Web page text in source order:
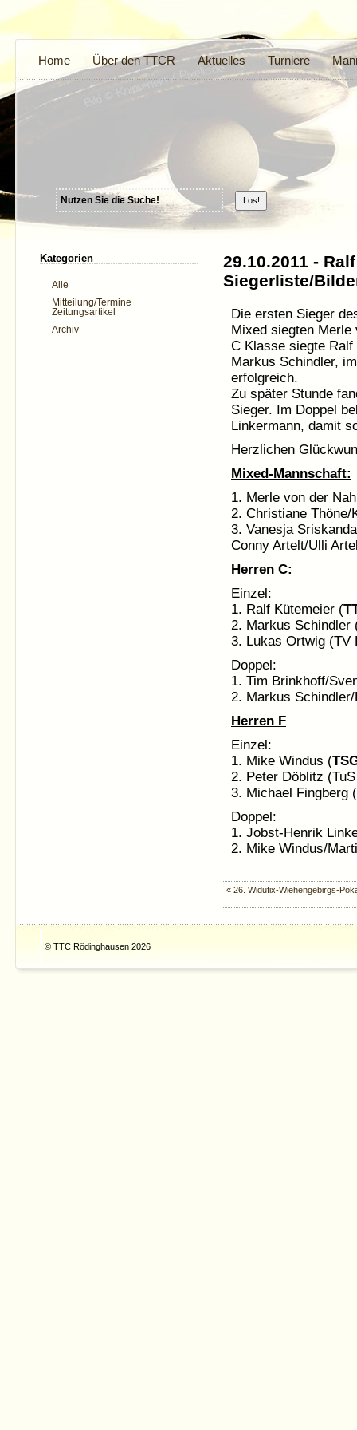
Home Über den TTCR Aktuelles Turniere
29.10.2011 -
Siegerliste/
Die ersten Sieger
Mixed siegten
C Klasse siegte Ralf
Markus Schindler,
erfolgreich.
Zu später Stunde
Sieger. Im Doppel
Linkermann, damit
Herzlichen
Mixed-Mannschaft:
1. Merle von der
2. Christiane Thöne/
3. Vanesja
Conny Artelt/Ulli
Herren C:
Einzel:
1. Ralf Kütemeier (
2. Markus Schindler
3. Lukas Ortwig (TV
Doppel:
1. Tim Brinkhoff/
2. Markus
Herren F
Einzel:
1. Mike Windus (
2. Peter Döblitz
3. Michael Fingberg
Doppel:
1. Jobst-Henrik
2. Mike Windus/
« 26. Widufix-Wiehengebirgs-
Kategorien
Alle
Mitteilung/Termine
Zeitungsartikel
Archiv
© TTC Rödinghausen 2026